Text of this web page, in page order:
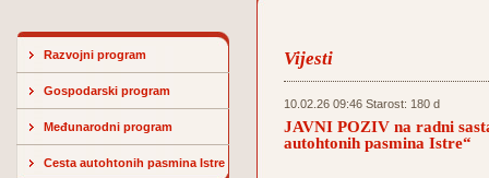
Razvojni program
Gospodarski program
Međunarodni program
Cesta autohtonih pasmina Istre
Vijesti
10.02.26 09:46 Starost: 180 d
JAVNI POZIV na radni
autohtonih pasmina Istre“